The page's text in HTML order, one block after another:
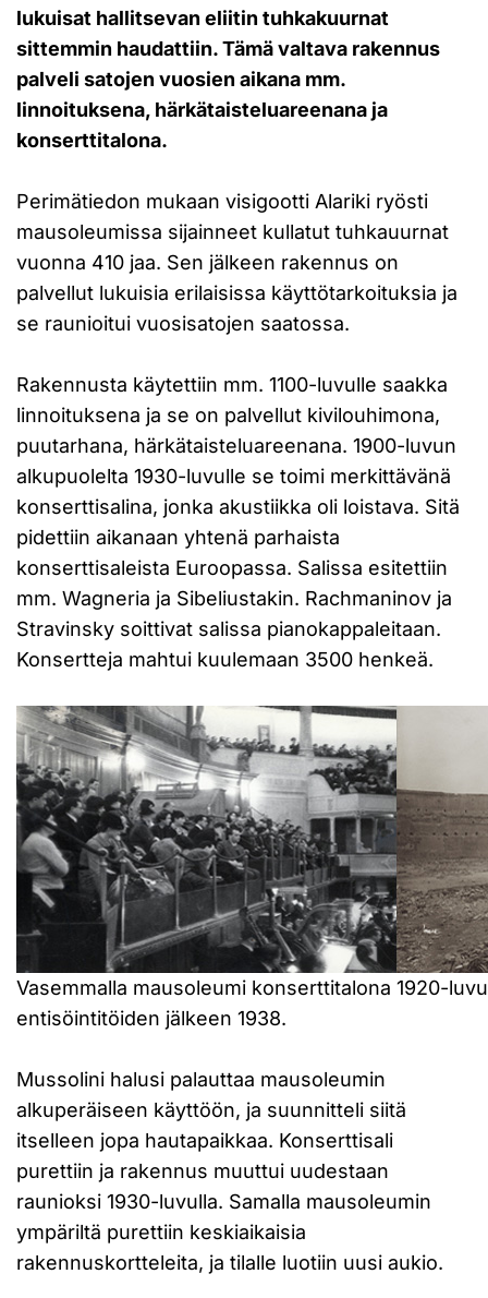
lukuisat hallitsevan eliitin tuhkakuurnat
sittemmin haudattiin. Tämä valtava rakennus
palveli satojen vuosien aikana mm.
linnoituksena, härkätaisteluareenana ja
konserttitalona.
Perimätiedon mukaan visigootti Alariki ryösti
mausoleumissa sijainneet kullatut tuhkauurnat
vuonna 410 jaa. Sen jälkeen rakennus on
palvellut lukuisia erilaisissa käyttötarkoituksia ja
se raunioitui vuosisatojen saatossa.
Rakennusta käytettiin mm. 1100-luvulle saakka
linnoituksena ja se on palvellut kivilouhimona,
puutarhana, härkätaisteluareenana. 1900-luvun
alkupuolelta 1930-luvulle se toimi merkittävänä
konserttisalina, jonka akustiikka oli loistava. Sitä
pidettiin aikanaan yhtenä parhaista
konserttisaleista Euroopassa. Salissa esitettiin
mm. Wagneria ja Sibeliustakin. Rachmaninov ja
Stravinsky soittivat salissa pianokappaleitaan.
Konsertteja mahtui kuulemaan 3500 henkeä.
Vasemmalla mausoleumi konserttitalona 1920-
entisöintitöiden jälkeen 1938.
Mussolini halusi palauttaa mausoleumin
alkuperäiseen käyttöön, ja suunnitteli siitä
itselleen jopa hautapaikkaa. Konserttisali
purettiin ja rakennus muuttui uudestaan
raunioksi 1930-luvulla. Samalla mausoleumin
ympäriltä purettiin keskiaikaisia
rakennuskortteleita, ja tilalle luotiin uusi aukio.